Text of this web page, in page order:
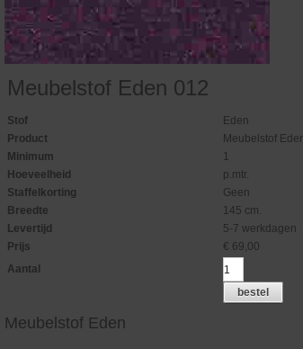
Meubelstof Eden 012
Stof
Eden
Product
Meubelstof
Minimum
1
Hoeveelheid
p.mtr.
Staffelkorting
Geen
Breedte
145 cm.
Levertijd
5-7 werkdagen
Prijs
€ 69,00
Aantal
bestel
Meubelstof Eden